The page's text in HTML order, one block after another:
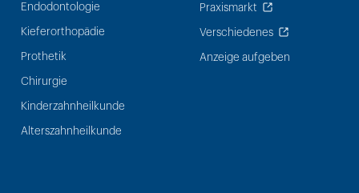
Endodontologie
Kieferorthopädie
Prothetik
Chirurgie
Kinderzahnheilkunde
Alterszahnheilkunde
Praxismarkt
Verschiedenes
Anzeige aufgeben